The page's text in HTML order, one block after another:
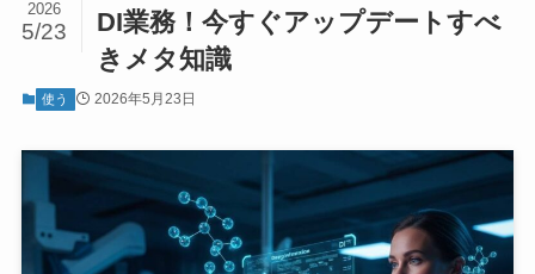
DI業務！今すぐアップデートすべ
きメタ知識
2026
5/23
使う 2026年5月23日